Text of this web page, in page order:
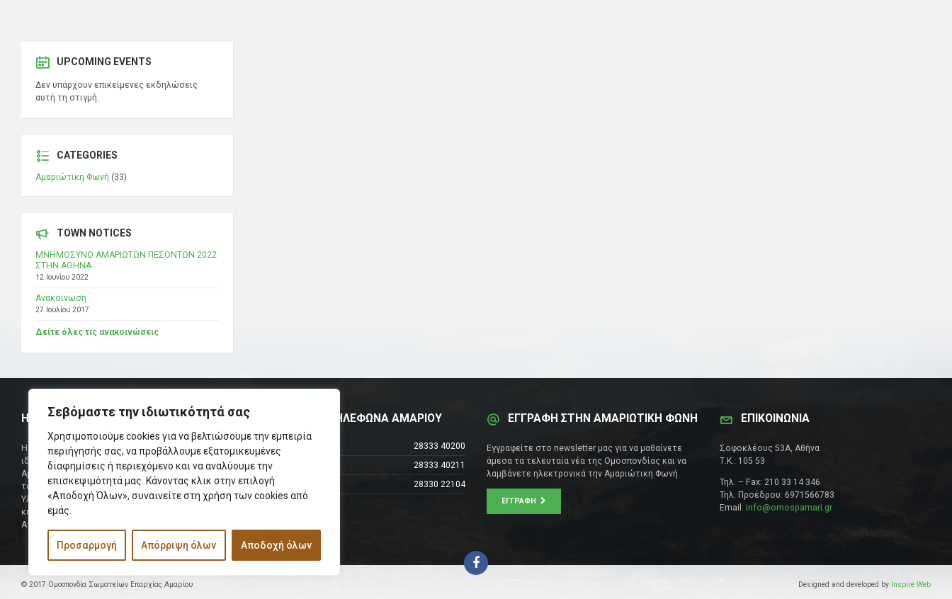
Σεβόμαστε την ιδιωτικότητά σας
Χρησιμοποιούμε cookies για να βελτιώσουμε την εμπειρία
περιήγησής σας, να προβάλλουμε εξατομικευμένες
διαφημίσεις ή περιεχόμενο και να αναλύουμε την
επισκεψιμότητά μας. Κάνοντας κλικ στην επιλογή
«Αποδοχή Όλων», συναινείτε στη χρήση των cookies από
εμάς.
Προσαρμογή Απόρριψη όλων Αποδοχή όλων
UPCOMING EVENTS
Δεν υπάρχουν επικείμενες εκδηλώσεις
αυτή τη στιγμή.
CATEGORIES
Αμαριώτικη Φωνή (33)
TOWN NOTICES
ΜΝΗΜΟΣΥΝΟ ΑΜΑΡΙΩΤΩΝ ΠΕΣΟΝΤΩΝ 2022
ΣΤΗΝ ΑΘΗΝΑ
12 Ιουνίου 2022
Ανακοίνωση
27 Ιουλίου 2017
Δείτε όλες τις ανακοινώσεις
Η ΟΜΟΣΠΟΝΔΙΑ
Η Ομοσπονδία Σωματείων Επαρχίας Αμαρίου
ιδρύθηκε και πήρε τη θέση της Ένωσης
Αμαριωτών, που λειτουργούσε από το 1966 μέχρι
το 1984.
Υλοποιήθηκε σε συνεργασία των μελών του Δ.Σ
και των Δ.Σ των Αμαριώτικων Σωματείων της
Αττικής.
ΧΡΗΣΙΜΑ ΤΗΛΕΦΩΝΑ ΑΜΑΡΙΟΥ
Τηλεφωνικό Κέντρο
28333 40200
Δήμαρχος
28333 40211
Φαξ
28330 22104
ΕΓΓΡΑΦΗ ΣΤΗΝ ΑΜΑΡΙΩΤΙΚΗ ΦΩΝΗ
Εγγραφείτε στο newsletter μας για να μαθαίνετε
άμεσα τα τελευταία νέα της Ομοσπονδίας και να
λαμβάνετε ηλεκτρονικά την Αμαριώτικη Φωνή.
ΕΓΓΡΑΦΉ
ΕΠΙΚΟΙΝΩΝΊΑ
Σοφοκλέους 53Α, Αθήνα
Τ.Κ.: 105 53
Τηλ. – Fax: 210 33 14 346
Τηλ. Προέδρου: 6971566783
Email: info@omospamari.gr
© 2017 Ομοσπονδία Σωματείων Επαρχίας Αμαρίου Designed and developed by Inspire Web